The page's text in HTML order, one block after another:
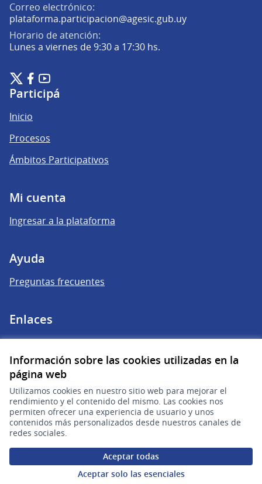
Información sobre las cookies utilizadas en la
página web
Utilizamos cookies en nuestro sitio web para mejorar el
rendimiento y el contenido del mismo. Las cookies nos
permiten ofrecer una experiencia de usuario y unos
contenidos más personalizados desde nuestros canales de
redes sociales.
Aceptar todas
Aceptar solo las esenciales
Correo electrónico:
plataforma.participacion@agesic.gub.uy(Abrir en una
Horario de atención:
Lunes a viernes de 9:30 a 17:30 hs.
Plataforma de Participación Ciudadana Digital en X
(Enlace externo)
Plataforma de Participación Ciudadana Digital en Facebook
(Enlace externo)
Plataforma de Participación Ciudadana Digital en
(Enlace externo)
Participá
Inicio
Procesos
Ámbitos Participativos
Mi cuenta
Ingresar a la plataforma
Ayuda
Preguntas frecuentes
Enlaces
Actividad
Encuentros
Descargar ficheros de datos abiertos